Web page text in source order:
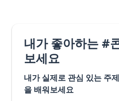
내가 좋아하는 #
보세요
내가 실제로 관심 있는 주
을 배워보세요